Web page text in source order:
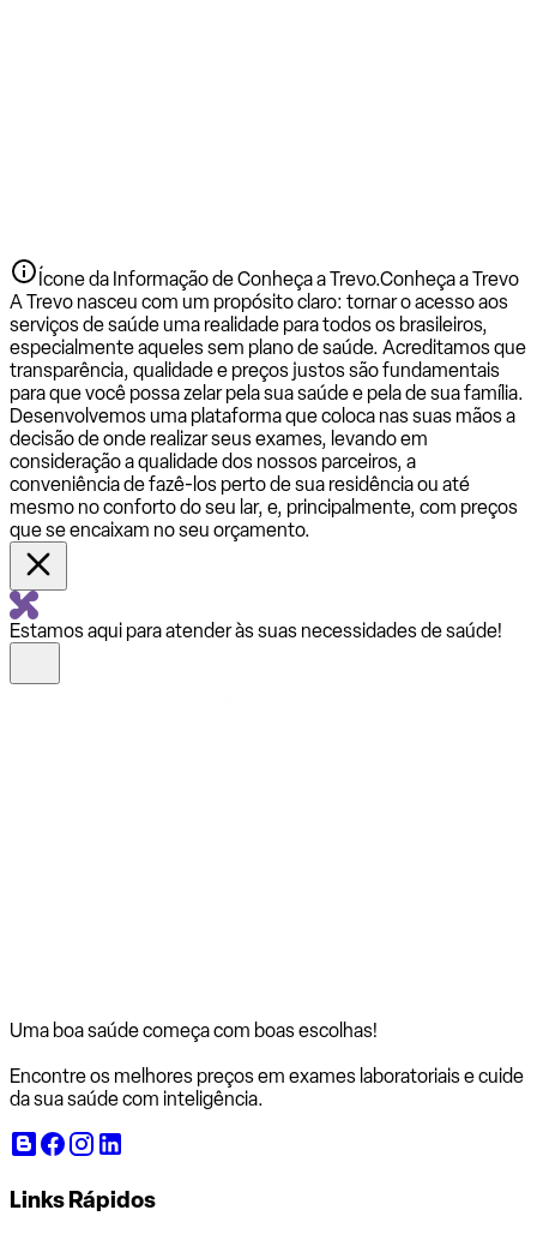
Ícone da Informação de Conheça a Trevo.Conheça a Trevo
A Trevo nasceu com um propósito claro: tornar o acesso aos
serviços de saúde uma realidade para todos os brasileiros,
especialmente aqueles sem plano de saúde. Acreditamos que
transparência, qualidade e preços justos são fundamentais
para que você possa zelar pela sua saúde e pela de sua família.
Desenvolvemos uma plataforma que coloca nas suas mãos a
decisão de onde realizar seus exames, levando em
consideração a qualidade dos nossos parceiros, a
conveniência de fazê-los perto de sua residência ou até
mesmo no conforto do seu lar, e, principalmente, com preços
que se encaixam no seu orçamento.
Estamos aqui para atender às suas necessidades de saúde!
Uma boa saúde começa com boas escolhas!
Encontre os melhores preços em exames laboratoriais e cuide
da sua saúde com inteligência.
Links Rápidos